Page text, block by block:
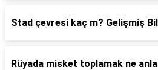
Stad çevresi kaç m? Gelişmiş
Rüyada misket toplamak ne